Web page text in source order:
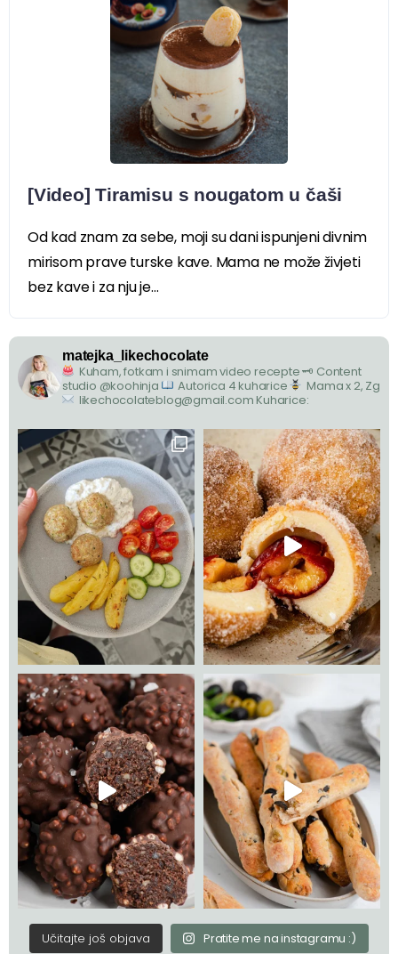
[Video] Tiramisu s nougatom u čaši
Od kad znam za sebe, moji su dani ispunjeni divnim
mirisom prave turske kave. Mama ne može živjeti
bez kave i za nju je...
matejka_likechocolate
Kuham, fotkam i snimam video recepte🗝 Content
studio @koohinja
Autorica 4 kuharice
Mama x 2, Zg
likechocolateblog@gmail.com Kuharice:
Učitajte još objava Pratite me na instagramu :)